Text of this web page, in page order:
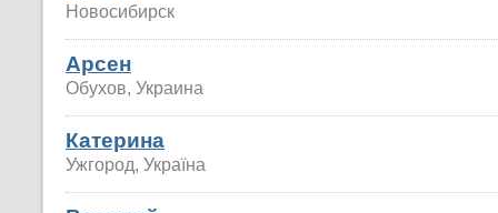
Новосибирск
Арсен
Обухов, Украина
Катерина
Ужгород, Україна